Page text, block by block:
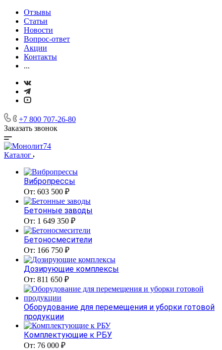
Отзывы
Статьи
Новости
Вопрос-ответ
Акции
Контакты
...
+7 800 707-26-80
Заказать звонок
Каталог
Вибропрессы
От: 603 500 ₽
Бетонные заводы
От: 1 649 350 ₽
Бетоносмесители
От: 166 750 ₽
Дозирующие комплексы
От: 811 650 ₽
Оборудование для перемещения и уборки готовой
продукции
Комплектующие к РБУ
От: 76 000 ₽